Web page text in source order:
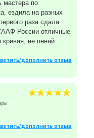
мастера по
ездила на разных
раза сдала
России отличные
не пеняй
дополнить отзыв
дополнить отзыв